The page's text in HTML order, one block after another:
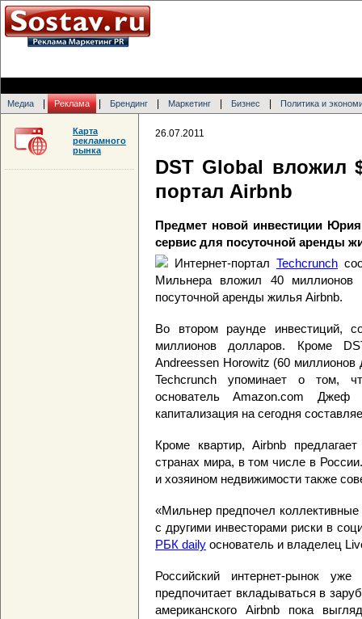
Медиа Реклама Брендинг Маркетинг Бизнес Политика и
26.07.2011
DST Global вложил
портал Airbnb
Предмет новой инвестиции
сервис для посуточной аренды
Интернет-портал Techcrunch
Мильнера вложил 40 миллионов
посуточной аренды жилья Airbnb.
Во втором раунде инвестиций,
миллионов долларов. Кроме
Andreessen Horowitz (60
Techcrunch упоминает о том,
основатель Amazon.com
капитализация на сегодня
Кроме квартир, Airbnb
странах мира, в том числе в
и хозяином недвижимости также
«Мильнер предпочел
с другими инвесторами риски в
РБК daily основатель и владелец
Российский интернет-рынок
предпочитает вкладываться в
американского Airbnb пока
Карта
рекламного
рынка